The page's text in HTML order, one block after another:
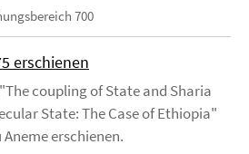
700
erschienen
coupling of State and Sharia
State: The Case of Ethiopia"
erschienen.